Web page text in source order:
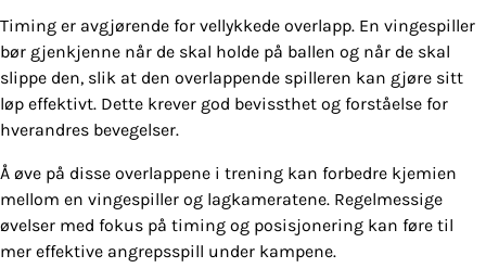
Timing er avgjørende for vellykkede overlapp. En vingespiller
bør gjenkjenne når de skal holde på ballen og når de skal
slippe den, slik at den overlappende spilleren kan gjøre sitt
løp effektivt. Dette krever god bevissthet og forståelse for
hverandres bevegelser.
Å øve på disse overlappene i trening kan forbedre kjemien
mellom en vingespiller og lagkameratene. Regelmessige
øvelser med fokus på timing og posisjonering kan føre til
mer effektive angrepsspill under kampene.